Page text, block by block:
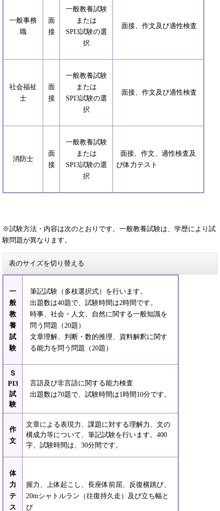
一般事務
職
面
接
一般教養試験
または
SPI3試験の選
択
面接、作文及び適性検査
社会福祉
士
面
接
一般教養試験
または
SPI3試験の選
択
面接、作文及び適性検査
消防士
面
接
一般教養試験
または
SPI3試験の選
択
面接、作文、適性検査及
び体力テスト
※試験方法・内容は次のとおりです。一般教養試験は、学歴により試
験問題が異なります。
表のサイズを切り替える
一
般
教
養
試
験
筆記試験（多枝選択式）を行います。
出題数は40題で、試験時間は2時間です。
時事、社会・人文、自然に関する一般知識を
問う問題（20題）
文章理解、判断・数的推理、資料解釈に関す
る能力を問う問題（20題）
Ｓ
PI3
試
験
言語及び非言語に関する能力検査
出題数は70題で、試験時間は1時間10分です。
作
文
文章による表現力、課題に対する理解力、文の
構成力等について、筆記試験を行います。400
字、試験時間は、30分間です。
体
力
テ
ス
握力、上体起こし、長座体前屈、反復横跳び、
20mシャトルラン（往復持久走）及び立ち幅と
び